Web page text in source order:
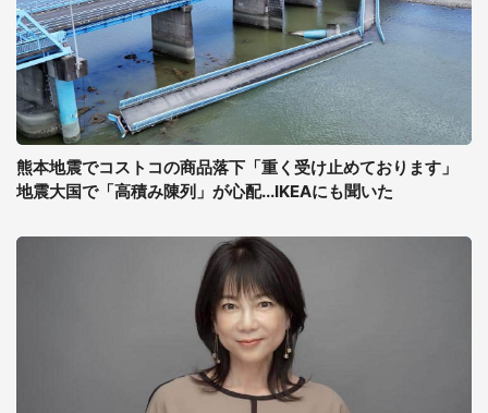
熊本地震でコストコの商品落下「重く受け止めております」
地震大国で「高積み陳列」が心配...IKEAにも聞いた